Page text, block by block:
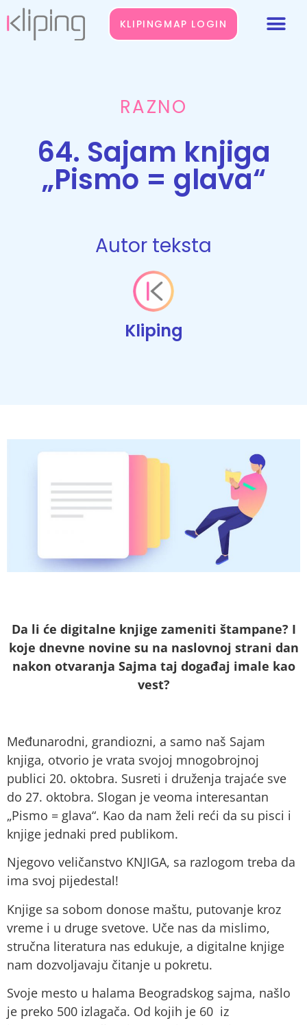
KLIPINGMAP LOGIN
RAZNO
64. Sajam knjiga
„Pismo = glava“
Autor teksta
Kliping
Da li će digitalne knjige zameniti štampane? I
koje dnevne novine su na naslovnoj strani dan
nakon otvaranja Sajma taj događaj imale kao
vest?
Međunarodni, grandiozni, a samo naš Sajam
knjiga, otvorio je vrata svojoj mnogobrojnoj
publici 20. oktobra. Susreti i druženja trajaće sve
do 27. oktobra. Slogan je veoma interesantan
„Pismo = glava“. Kao da nam želi reći da su pisci i
knjige jednaki pred publikom.
Njegovo veličanstvo KNJIGA, sa razlogom treba da
ima svoj pijedestal!
Knjige sa sobom donose maštu, putovanje kroz
vreme i u druge svetove. Uče nas da mislimo,
stručna literatura nas edukuje, a digitalne knjige
nam dozvoljavaju čitanje u pokretu.
Svoje mesto u halama Beogradskog sajma, našlo
je preko 500 izlagača. Od kojih je 60 iz